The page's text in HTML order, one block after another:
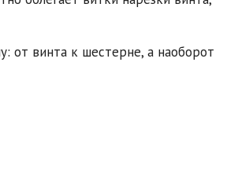
от винта к шестерне, а наоборот